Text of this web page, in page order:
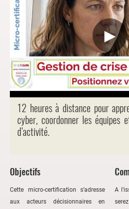
▶
12 heures à distance pour
cyber, coordonner les équipes
d’activité.
Objectifs
Cette micro-certification s’adresse
aux acteurs décisionnaires en
A